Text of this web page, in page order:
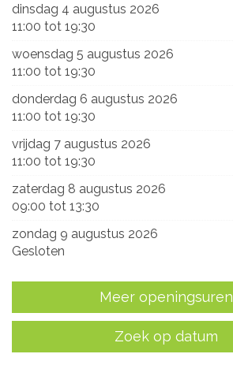
dinsdag 4 augustus 2026
11:00 tot 19:30
woensdag 5 augustus 2026
11:00 tot 19:30
donderdag 6 augustus 2026
11:00 tot 19:30
vrijdag 7 augustus 2026
11:00 tot 19:30
zaterdag 8 augustus 2026
09:00 tot 13:30
zondag 9 augustus 2026
Gesloten
Meer openingsuren
Zoek op datum